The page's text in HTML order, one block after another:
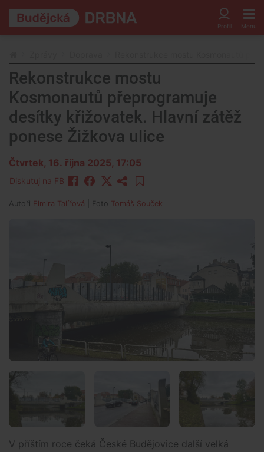
Rekonstrukce mostu
Kosmonautů přeprogramuje
desítky křižovatek. Hlavní zátěž
ponese Žižkova ulice
Čtvrtek, 16. října 2025, 17:05
Diskutuj na FB
Autoři Elmira Talířová | Foto Tomáš Souček
V příštím roce čeká České Budějovice další velká